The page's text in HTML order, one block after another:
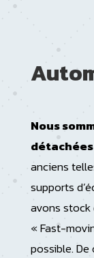
Nous
anciens
supports
avons
« Fast-
possible.